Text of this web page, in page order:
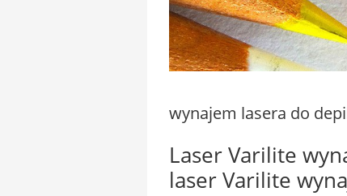
wynajem lasera do
Laser Varilite
laser Varilite